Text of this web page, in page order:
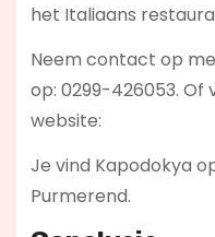
het Italiaans
Neem contact op
op: 0299-426053. Of
website:
Je vind Kapodokya
Purmerend.